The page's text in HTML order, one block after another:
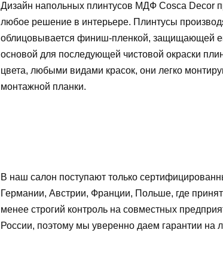
Дизайн напольных плинтусов МДФ Cosca Decor
любое решение в интерьере. Плинтусы
облицовывается финиш-пленкой, защищающей
основой для последующей чистовой окраски
цвета, любыми видами красок, они легко
монтажной планки.
В наш салон поступают только
Германии, Австрии, Франции, Польше, где
менее строгий контроль на совместных
России, поэтому мы уверенно даем гарантии на